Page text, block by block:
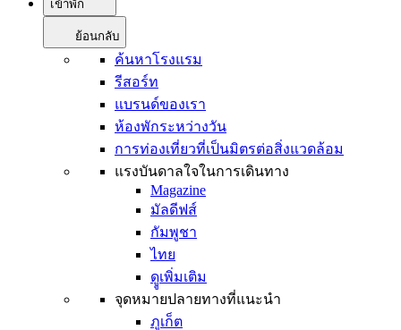
เข้าพัก
ย้อนกลับ
ค้นหาโรงแรม
รีสอร์ท
แบรนด์ของเรา
ห้องพักระหว่างวัน
การท่องเที่ยวที่เป็นมิตรต่อสิ่งแวดล้อม
แรงบันดาลใจในการเดินทาง
Magazine
มัลดีฟส์
กัมพูชา
ไทย
ดููเพิ่มเติม
จุดหมายปลายทางที่แนะนำ
ภูเก็ต